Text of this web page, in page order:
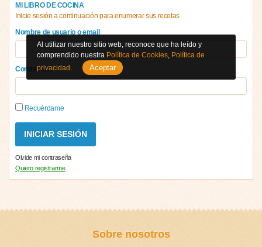
MI LIBRO DE COCINA
Inicie sesión a continuación para enumerar sus recetas
Nombre de usuario o email
Contraseña
Recuérdame
Olvide mi contraseña
Quiero registrarme
Sobre nosotros
Al utilizar nuestro sitio web, reconoce que ha leído y
comprendido nuestra Política de Cookies, Política de
privacidad . Aceptar